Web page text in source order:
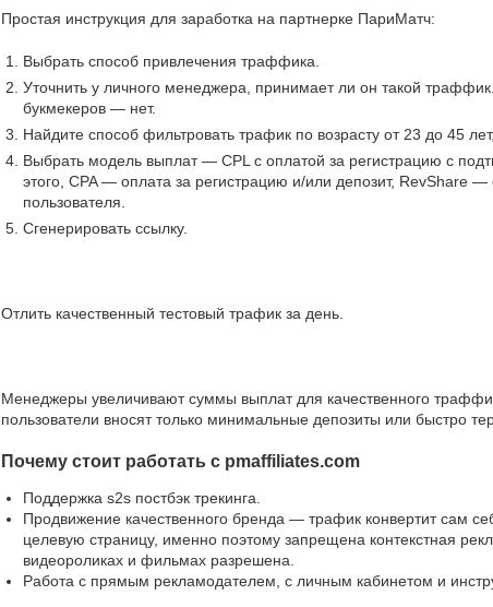
Простая инструкция для заработка на партнерке ПариМатч:
Выбрать способ привлечения траффика.
Уточнить у личного менеджера, принимает ли он такой
букмекеров — нет.
Найдите способ фильтровать трафик по возрасту от 23 до 45
Выбрать модель выплат — CPL с оплатой за регистрацию с
этого, CPA — оплата за регистрацию и/или депозит, RevShare —
пользователя.
Сгенерировать ссылку.
Отлить качественный тестовый трафик за день.
Менеджеры увеличивают суммы выплат для качественного
пользователи вносят только минимальные депозиты или быстро
Почему стоит работать с pmaffiliates.com
Поддержка s2s постбэк трекинга.
Продвижение качественного бренда — трафик конвертит сам
целевую страницу, именно поэтому запрещена контекстная
видеороликах и фильмах разрешена.
Работа с прямым рекламодателем, с личным кабинетом и